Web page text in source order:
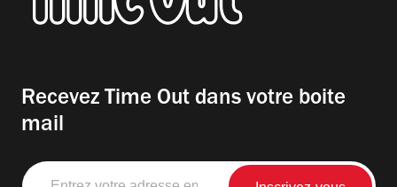
Recevez Time Out dans votre boite
mail
Entrez